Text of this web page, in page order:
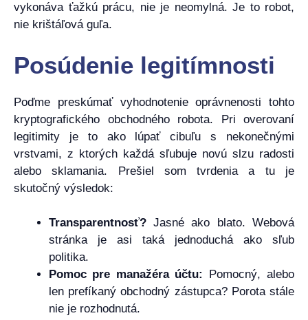
vykonáva ťažkú prácu, nie je neomylná. Je to robot,
nie krištáľová guľa.
Posúdenie legitímnosti
Poďme preskúmať vyhodnotenie oprávnenosti tohto
kryptografického obchodného robota. Pri overovaní
legitimity je to ako lúpať cibuľu s nekonečnými
vrstvami, z ktorých každá sľubuje novú slzu radosti
alebo sklamania. Prešiel som tvrdenia a tu je
skutočný výsledok:
Transparentnosť?
stránka je asi taká jednoduchá ako sľub
politika.
Pomoc pre manažéra účtu:
Pomocný, alebo
len prefíkaný obchodný zástupca? Porota stále
nie je rozhodnutá.